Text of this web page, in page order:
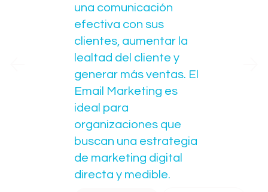
una comunicación
efectiva con sus
clientes, aumentar la
lealtad del cliente y
generar más ventas. El
Email Marketing es
ideal para
organizaciones que
buscan una estrategia
de marketing digital
directa y medible.